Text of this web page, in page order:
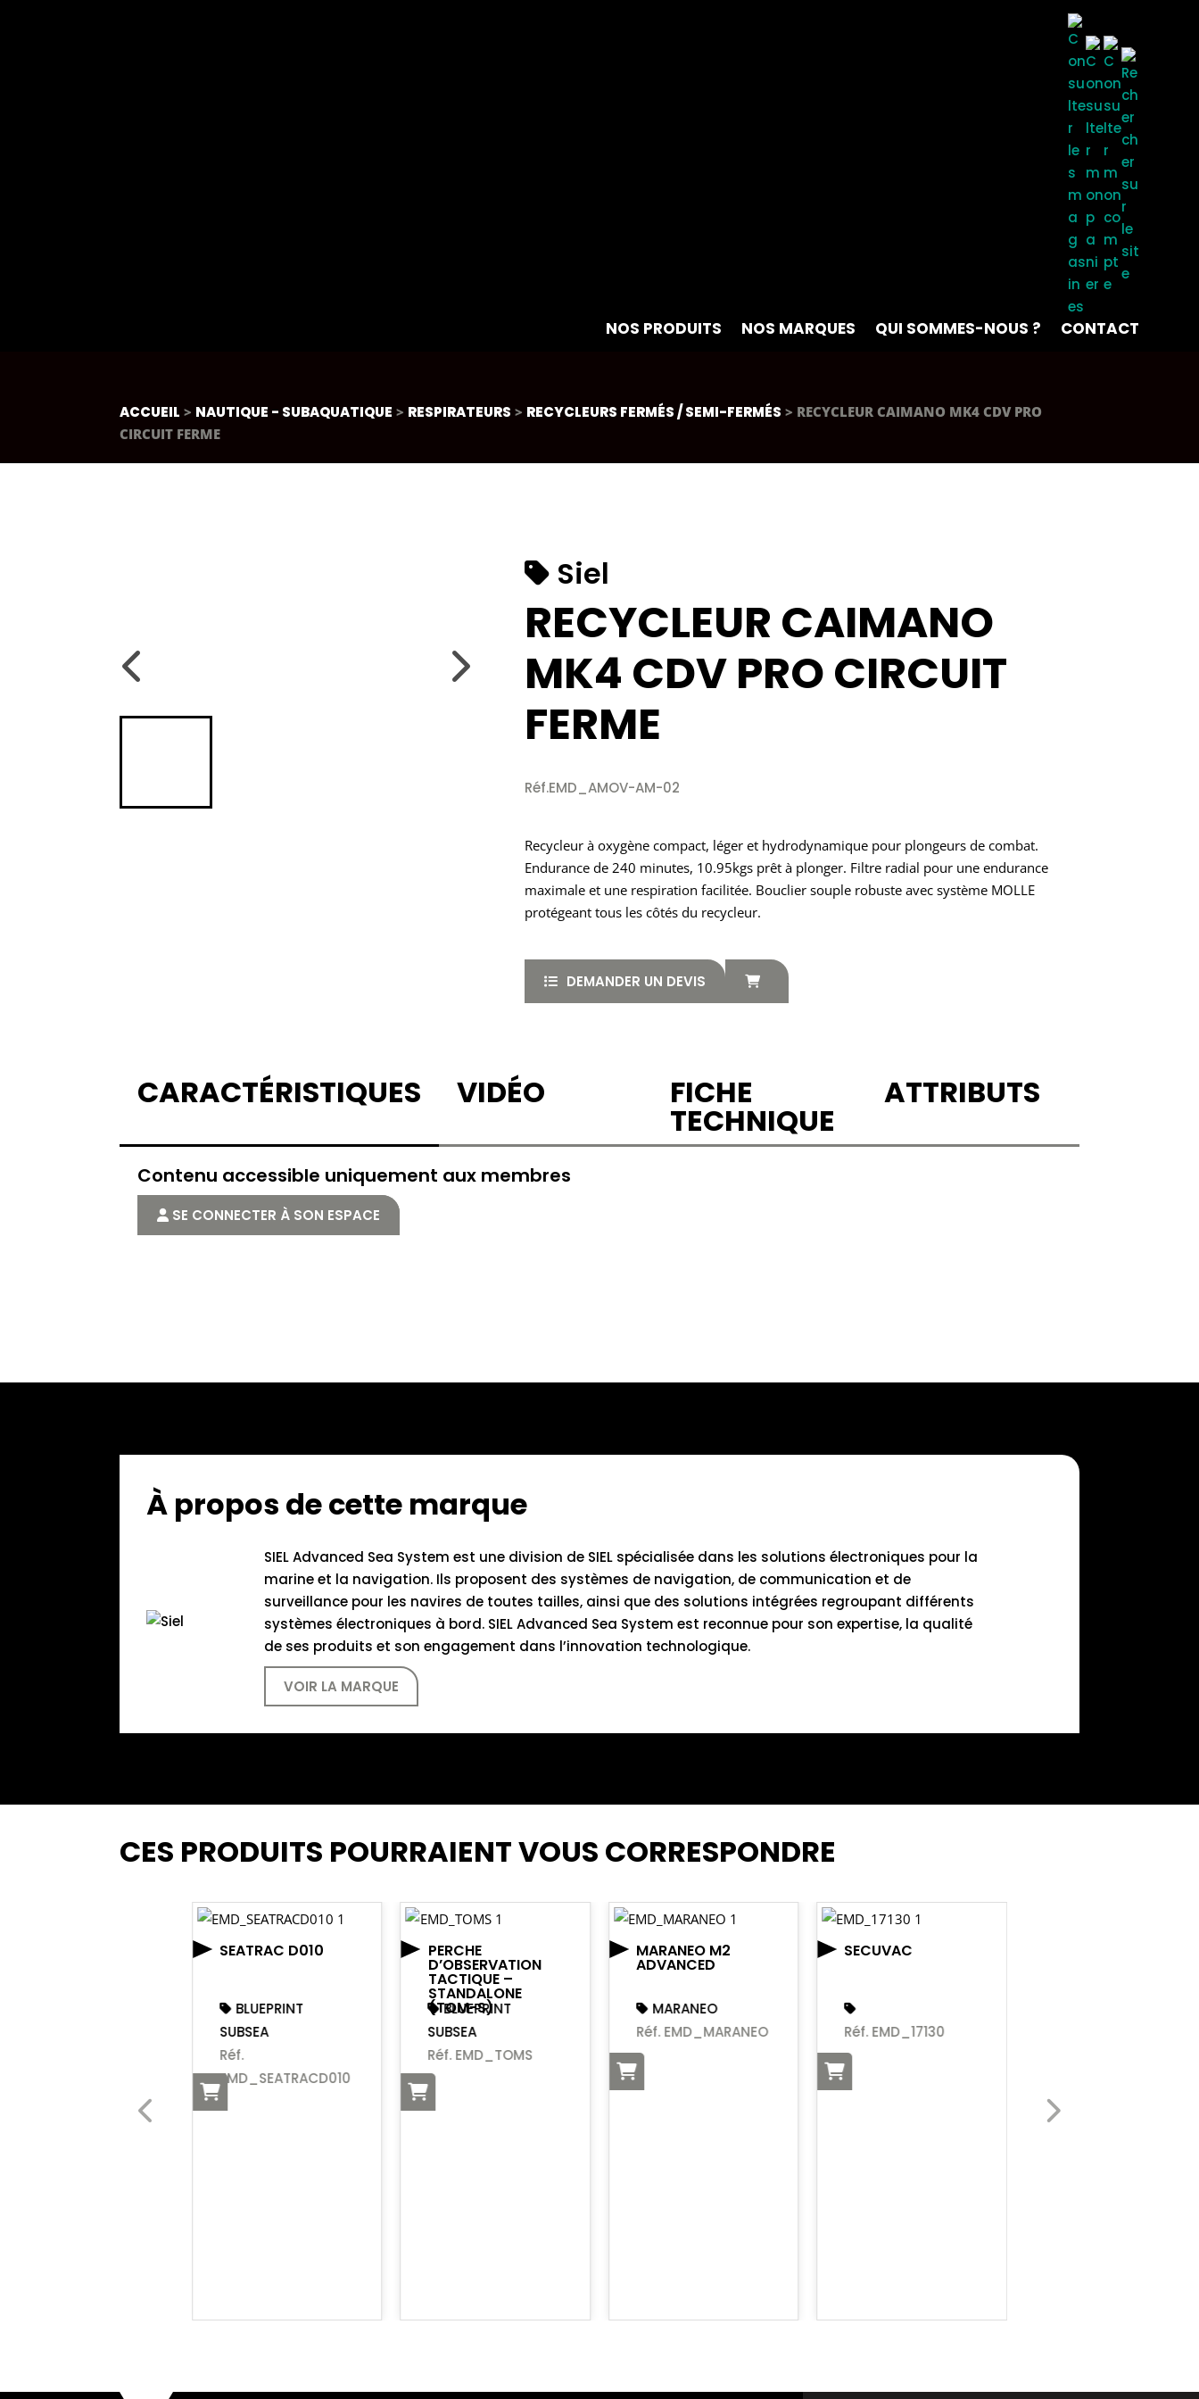
NOS PRODUITS NOS MARQUES QUI SOMMES-NOUS ? CONTACT
ACCUEIL > NAUTIQUE - SUBAQUATIQUE > RESPIRATEURS > RECYCLEURS FERMÉS / SEMI-FERMÉS > RECYCLEUR CAIMANO MK4 CDV PRO
CIRCUIT FERME
Siel
RECYCLEUR CAIMANO
MK4 CDV PRO CIRCUIT
FERME
Réf.EMD_AMOV-AM-02
Recycleur à oxygène compact, léger et hydrodynamique pour plongeurs de combat.
Endurance de 240 minutes, 10.95kgs prêt à plonger. Filtre radial pour une endurance
maximale et une respiration facilitée. Bouclier souple robuste avec système MOLLE
protégeant tous les côtés du recycleur.
DEMANDER UN DEVIS
CARACTÉRISTIQUES VIDÉO FICHE
TECHNIQUE
ATTRIBUTS
Contenu accessible uniquement aux membres
SE CONNECTER À SON ESPACE
À propos de cette marque
SIEL Advanced Sea System est une division de SIEL spécialisée dans les solutions électroniques pour la
marine et la navigation. Ils proposent des systèmes de navigation, de communication et de
surveillance pour les navires de toutes tailles, ainsi que des solutions intégrées regroupant différents
systèmes électroniques à bord. SIEL Advanced Sea System est reconnue pour son expertise, la qualité
de ses produits et son engagement dans l’innovation technologique.
VOIR LA MARQUE
CES PRODUITS POURRAIENT VOUS CORRESPONDRE
SEATRAC D010
BLUEPRINT
SUBSEA
Réf.
EMD_SEATRACD010
PERCHE
D’OBSERVATION
TACTIQUE –
STANDALONE
(TOM-S)
BLUEPRINT
SUBSEA
Réf. EMD_TOMS
MARANEO M2
ADVANCED
MARANEO
Réf. EMD_MARANEO
SECUVAC
Réf. EMD_17130